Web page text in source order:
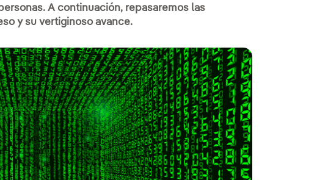
A continuación, repasaremos las
y su vertiginoso avance.